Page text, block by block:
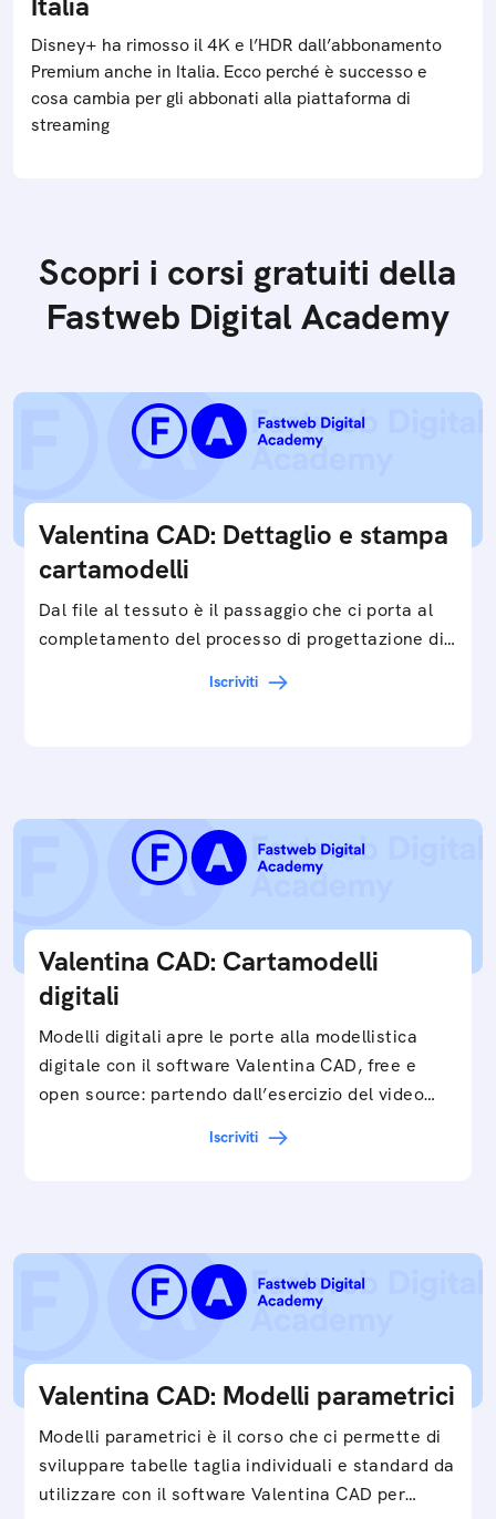
Disney+ ha rimosso il 4K e l’HDR dall’abbonamento
Premium anche in Italia. Ecco perché è successo e
cosa cambia per gli abbonati alla piattaforma di
streaming
Scopri i corsi gratuiti della
Fastweb Digital Academy
Valentina CAD: Dettaglio e stampa
cartamodelli
Dal file al tessuto è il passaggio che ci porta al
completamento del processo di progettazione di
Iscriviti
Valentina CAD: Cartamodelli
digitali
Modelli digitali apre le porte alla modellistica
digitale con il software Valentina CAD, free e
open source: partendo dall’esercizio del video…
Iscriviti
Valentina CAD: Modelli parametrici
Modelli parametrici è il corso che ci permette di
sviluppare tabelle taglia individuali e standard da
utilizzare con il software Valentina CAD per…